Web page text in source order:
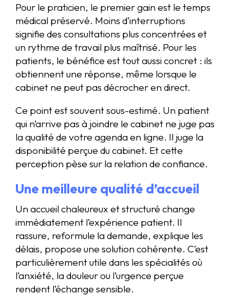
Pour le praticien, le premier gain est le temps
médical préservé. Moins d’interruptions
signifie des consultations plus concentrées et
un rythme de travail plus maîtrisé. Pour les
patients, le bénéfice est tout aussi concret : ils
obtiennent une réponse, même lorsque le
cabinet ne peut pas décrocher en direct.
Ce point est souvent sous-estimé. Un patient
qui n’arrive pas à joindre le cabinet ne juge pas
la qualité de votre agenda en ligne. Il juge la
disponibilité perçue du cabinet. Et cette
perception pèse sur la relation de confiance.
Une meilleure qualité d’accueil
Un accueil chaleureux et structuré change
immédiatement l’expérience patient. Il
rassure, reformule la demande, explique les
délais, propose une solution cohérente. C’est
particulièrement utile dans les spécialités où
l’anxiété, la douleur ou l’urgence perçue
rendent l’échange sensible.